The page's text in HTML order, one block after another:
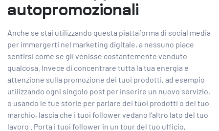
autopromozionali
Anche se stai utilizzando questa piattaforma di social media
per immergerti nel marketing digitale, a nessuno piace
sentirsi come se gli venisse costantemente venduto
qualcosa. Invece di concentrare tutta la tua energia e
attenzione sulla promozione dei tuoi prodotti, ad esempio
utilizzando ogni singolo post per inserire un nuovo servizio,
o usando le tue storie per parlare dei tuoi prodotti o del tuo
marchio, lascia che i tuoi follower vedano l’altro lato del tuo
lavoro . Porta i tuoi follower in un tour del tuo ufficio,